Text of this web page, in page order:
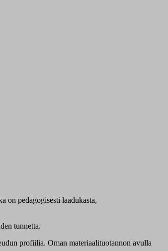
on pedagogisesti laadukasta,
tunnetta.
profiilia. Oman materiaalituotannon avulla